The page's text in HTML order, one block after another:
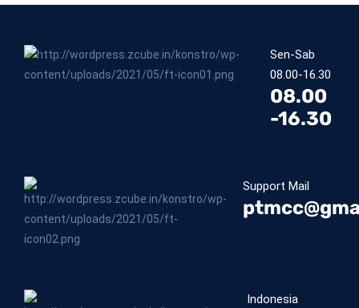
Sen-Sab
08.00-16.30
08.00
-16.30
Support Mail
Indonesia